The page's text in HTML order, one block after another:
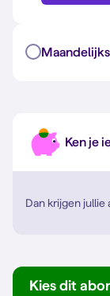
Ken je
Dan krijgen jullie
Kies dit